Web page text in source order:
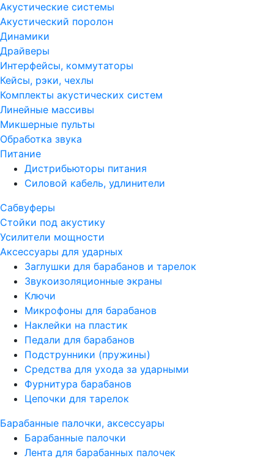
Акустические системы
Акустический поролон
Динамики
Драйверы
Интерфейсы, коммутаторы
Кейсы, рэки, чехлы
Комплекты акустических систем
Линейные массивы
Микшерные пульты
Обработка звука
Питание
Дистрибьюторы питания
Силовой кабель, удлинители
Сабвуферы
Стойки под акустику
Усилители мощности
Аксессуары для ударных
Заглушки для барабанов и тарелок
Звукоизоляционные экраны
Ключи
Микрофоны для барабанов
Наклейки на пластик
Педали для барабанов
Подструнники (пружины)
Средства для ухода за ударными
Фурнитура барабанов
Цепочки для тарелок
Барабанные палочки, аксессуары
Барабанные палочки
Лента для барабанных палочек